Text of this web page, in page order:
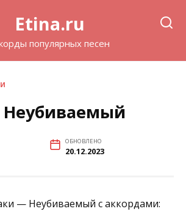
Etina.ru
популярных песен
ОБНОВЛЕНО
20.12.2023
— Неубиваемый с аккордами: